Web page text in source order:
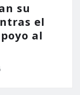
su
el
al